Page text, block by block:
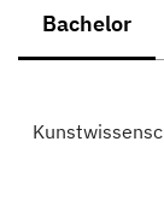
Bachelor